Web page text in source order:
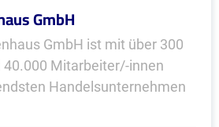
GmbH
GmbH ist mit über 300
40.000 Mitarbeiter/-innen
Handelsunternehmen